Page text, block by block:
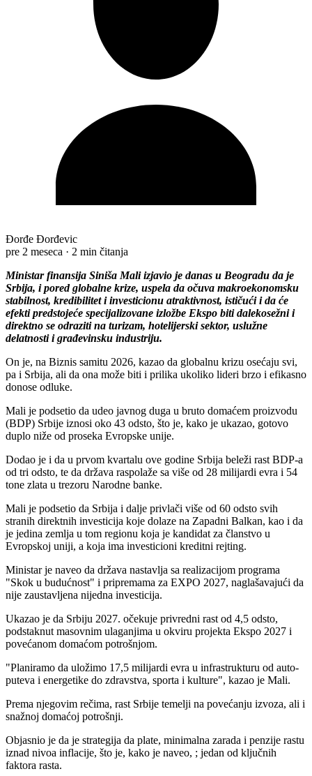
Đorđe Đorđevic
pre 2 meseca · 2 min čitanja
Ministar finansija Siniša Mali izjavio je danas u Beogradu da je
Srbija, i pored globalne krize, uspela da očuva makroekonomsku
stabilnost, kredibilitet i investicionu atraktivnost, ističući i da će
efekti predstojeće specijalizovane izložbe Ekspo biti dalekosežni i
direktno se odraziti na turizam, hotelijerski sektor, uslužne
delatnosti i građevinsku industriju.
On je, na Biznis samitu 2026, kazao da globalnu krizu osećaju svi,
pa i Srbija, ali da ona može biti i prilika ukoliko lideri brzo i efikasno
donose odluke.
Mali je podsetio da udeo javnog duga u bruto domaćem proizvodu
(BDP) Srbije iznosi oko 43 odsto, što je, kako je ukazao, gotovo
duplo niže od proseka Evropske unije.
Dodao je i da u prvom kvartalu ove godine Srbija beleži rast BDP-a
od tri odsto, te da država raspolaže sa više od 28 milijardi evra i 54
tone zlata u trezoru Narodne banke.
Mali je podsetio da Srbija i dalje privlači više od 60 odsto svih
stranih direktnih investicija koje dolaze na Zapadni Balkan, kao i da
je jedina zemlja u tom regionu koja je kandidat za članstvo u
Evropskoj uniji, a koja ima investicioni kreditni rejting.
Ministar je naveo da država nastavlja sa realizacijom programa
"Skok u budućnost" i pripremama za EXPO 2027, naglašavajući da
nije zaustavljena nijedna investicija.
Ukazao je da Srbiju 2027. očekuje privredni rast od 4,5 odsto,
podstaknut masovnim ulaganjima u okviru projekta Ekspo 2027 i
povećanom domaćom potrošnjom.
"Planiramo da uložimo 17,5 milijardi evra u infrastrukturu od auto-
puteva i energetike do zdravstva, sporta i kulture", kazao je Mali.
Prema njegovim rečima, rast Srbije temelji na povećanju izvoza, ali i
snažnoj domaćoj potrošnji.
Objasnio je da je strategija da plate, minimalna zarada i penzije rastu
iznad nivoa inflacije, što je, kako je naveo, ; jedan od ključnih
faktora rasta.